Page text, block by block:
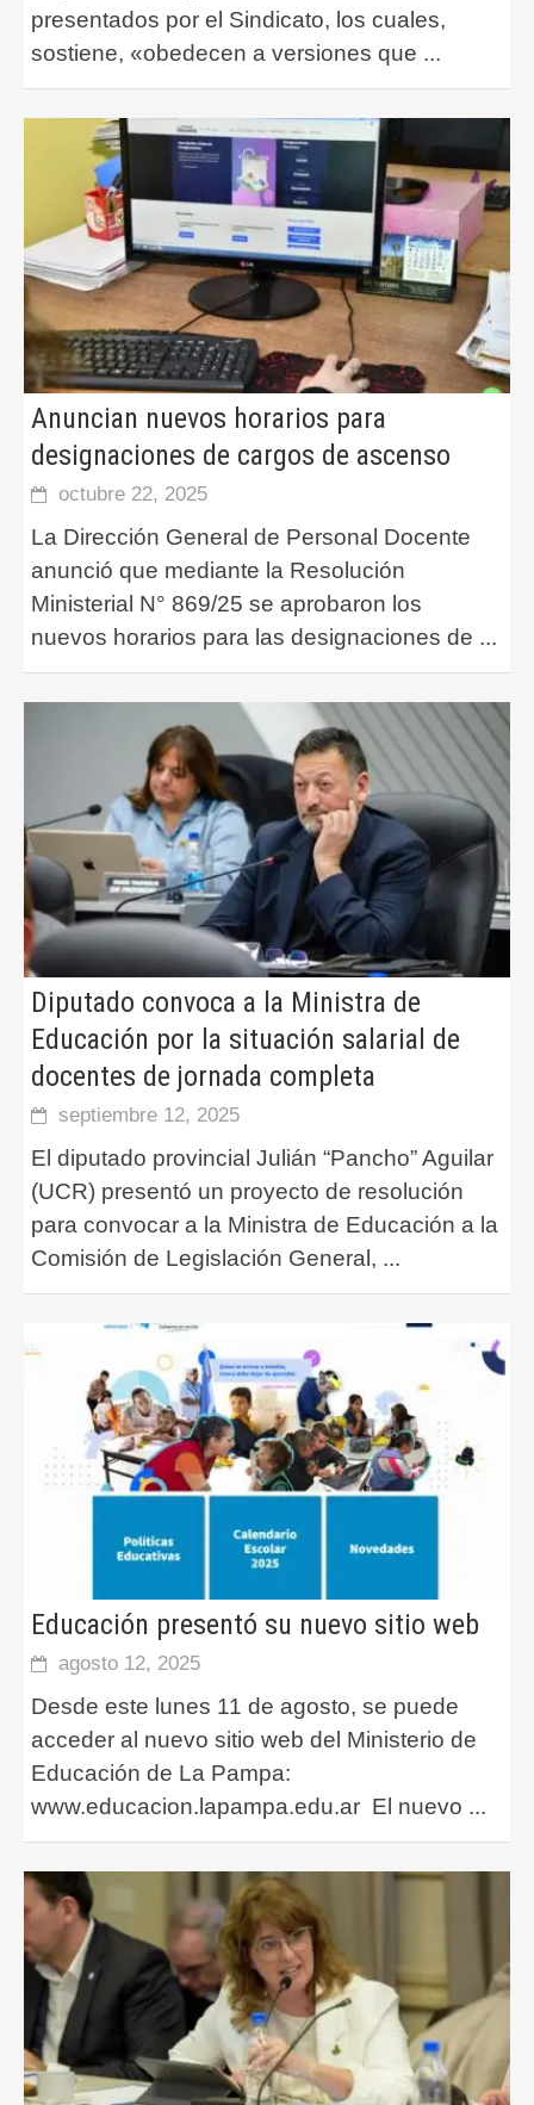
presentados por el Sindicato, los cuales,
sostiene, «obedecen a versiones que ...
Anuncian nuevos horarios para
designaciones de cargos de ascenso
octubre 22, 2025
La Dirección General de Personal Docente
anunció que mediante la Resolución
Ministerial N° 869/25 se aprobaron los
nuevos horarios para las designaciones de ...
Diputado convoca a la Ministra de
Educación por la situación salarial de
docentes de jornada completa
septiembre 12, 2025
El diputado provincial Julián “Pancho” Aguilar
(UCR) presentó un proyecto de resolución
para convocar a la Ministra de Educación a la
Comisión de Legislación General, ...
Educación presentó su nuevo sitio web
agosto 12, 2025
Desde este lunes 11 de agosto, se puede
acceder al nuevo sitio web del Ministerio de
Educación de La Pampa:
www.educacion.lapampa.edu.ar El nuevo ...